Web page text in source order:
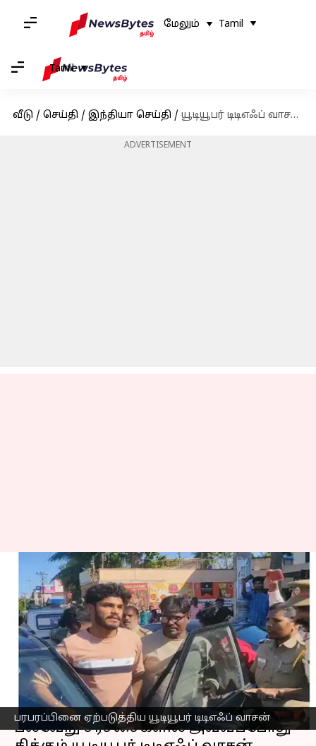
மேலும் Tamil
Tamil
வீடு / செய்தி / இந்தியா செய்தி / யூடியூபர் டிடிஎஃப் வாசனின் ஆதரவாளர்களால் பரபரப்பு-போலீசார் தடியடி
ADVERTISEMENT
பரபரப்பினை ஏற்படுத்திய யூடியூபர் டிடிஎஃப் வாசன்
யூடியூபர் டிடிஎஃப்
வாசனின்
ஆதரவாளர்களால்
பரபரப்பு-போலீசார் தடியடி
எழுதியவர் Nivetha P Dec 14, 2022 11:18 pm
செய்தி முன்னோட்டம்
பல்வேறு சர்ச்சைகளில் அவ்வப்போது